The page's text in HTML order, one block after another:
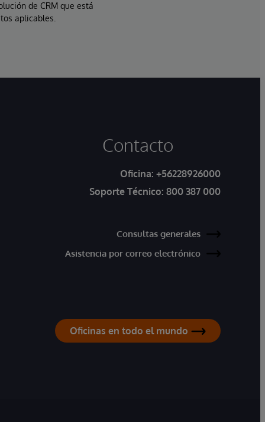
de CRM que está
aplicables.
Contacto
Oficina: +56228926000
Soporte Técnico: 800 387 000
Consultas generales
Asistencia por correo electrónico
Oficinas en todo el mundo